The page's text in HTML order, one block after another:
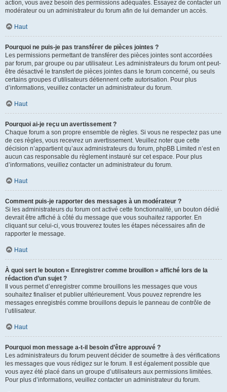
action, vous avez besoin des permissions adéquates. Essayez de contacter un
modérateur ou un administrateur du forum afin de lui demander un accès.
Haut
Pourquoi ne puis-je pas transférer de pièces jointes ?
Les permissions permettant de transférer des pièces jointes sont accordées
par forum, par groupe ou par utilisateur. Les administrateurs du forum ont peut-
être désactivé le transfert de pièces jointes dans le forum concerné, ou seuls
certains groupes d’utilisateurs détiennent cette autorisation. Pour plus
d’informations, veuillez contacter un administrateur du forum.
Haut
Pourquoi ai-je reçu un avertissement ?
Chaque forum a son propre ensemble de règles. Si vous ne respectez pas une
de ces règles, vous recevrez un avertissement. Veuillez noter que cette
décision n’appartient qu’aux administrateurs du forum, phpBB Limited n’est en
aucun cas responsable du règlement instauré sur cet espace. Pour plus
d’informations, veuillez contacter un administrateur du forum.
Haut
Comment puis-je rapporter des messages à un modérateur ?
Si les administrateurs du forum ont activé cette fonctionnalité, un bouton dédié
devrait être affiché à côté du message que vous souhaitez rapporter. En
cliquant sur celui-ci, vous trouverez toutes les étapes nécessaires afin de
rapporter le message.
Haut
À quoi sert le bouton « Enregistrer comme brouillon » affiché lors de la
rédaction d’un sujet ?
Il vous permet d’enregistrer comme brouillons les messages que vous
souhaitez finaliser et publier ultérieurement. Vous pouvez reprendre les
messages enregistrés comme brouillons depuis le panneau de contrôle de
l’utilisateur.
Haut
Pourquoi mon message a-t-il besoin d’être approuvé ?
Les administrateurs du forum peuvent décider de soumettre à des vérifications
les messages que vous rédigez sur le forum. Il est également possible que
vous ayez été placé dans un groupe d’utilisateurs aux permissions limitées.
Pour plus d’informations, veuillez contacter un administrateur du forum.